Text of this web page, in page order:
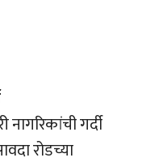
गर्दी
रोडच्या